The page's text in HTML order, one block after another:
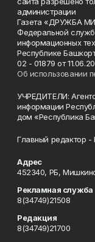
администрации
Газета «ДРУЖБА
Федеральной
информационных
Республике
02 - 01879 от
Об использовании
УЧРЕДИТЕЛИ:
информации
дом «Республика
Главный редактор
Адрес
452340, РБ,
Рекламная служба
8(34749)21508
Редакция
8(34749)21700